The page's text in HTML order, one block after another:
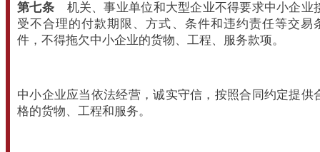
第七条
机关、事业单位和大型企业不得要求中小企业
受不合理的付款期限、方式、条件和违约责任等交易
件，不得拖欠中小企业的货物、工程、服务款项。
中小企业应当依法经营，诚实守信，按照合同约定提供
格的货物、工程和服务。